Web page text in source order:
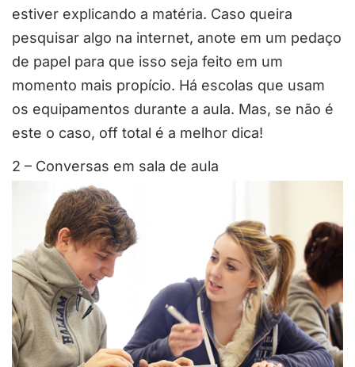
estiver explicando a matéria. Caso queira
pesquisar algo na internet, anote em um pedaço
de papel para que isso seja feito em um
momento mais propício. Há escolas que usam
os equipamentos durante a aula. Mas, se não é
este o caso, off total é a melhor dica!
2 – Conversas em sala de aula